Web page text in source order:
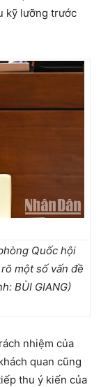
kỹ lưỡng trước
Quốc hội
một số vấn đề
BÙI GIANG)
nhiệm của
quan cũng
thu ý kiến của